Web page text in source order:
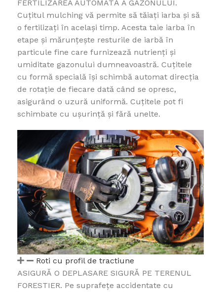
FERTILIZAREA AUTOMATĂ A GAZONULUI.
Cuțitul mulching vă permite să tăiați iarba și să
o fertilizați în același timp. Acesta taie iarba în
etape și mărunțește resturile de iarbă în
particule fine care furnizează nutrienți și
umiditate gazonului dumneavoastră. Cuțitele
cu formă specială își schimbă automat direcția
de rotație de fiecare dată când se opresc,
asigurând o uzură uniformă. Cuțitele pot fi
schimbate cu ușurință și fără unelte.
Roti cu profil de tractiune
ASIGURĂ O DEPLASARE SIGURĂ PE TERENUL
FORESTIER. Pe suprafețe accidentate cu